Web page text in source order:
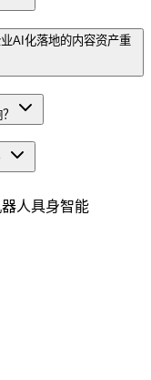
AI化落地的内容资产重
人具身智能